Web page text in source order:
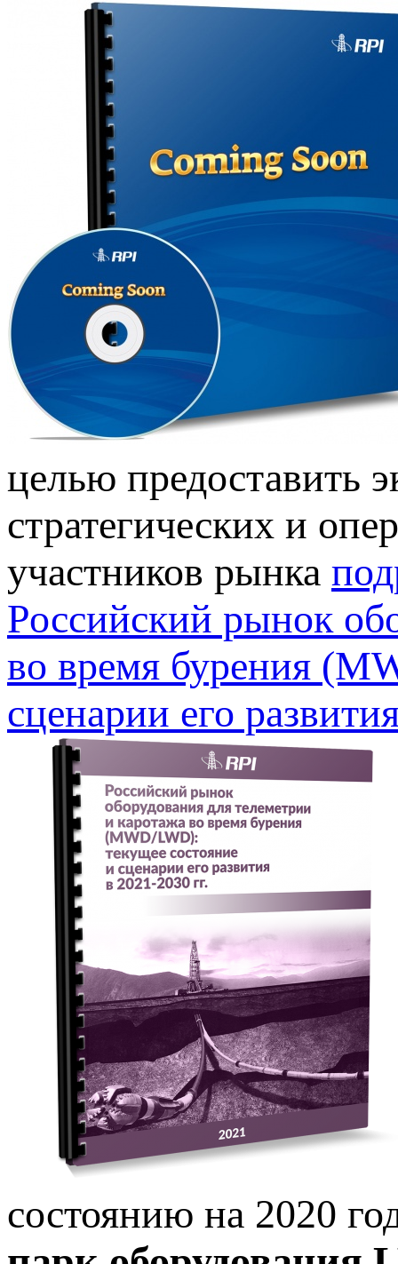
целью предоставить
стратегических и
участников рынка
Российский рынок
во время бурения
сценарии его
состоянию на 2020